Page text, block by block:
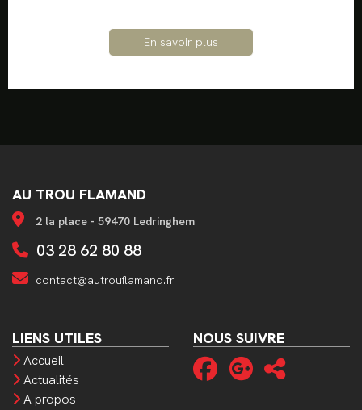
En savoir plus
AU TROU FLAMAND
2 la place - 59470 Ledringhem
03 28 62 80 88
contact@autrouflamand.fr
LIENS UTILES
Accueil
Actualités
A propos
NOUS SUIVRE